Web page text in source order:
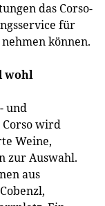
das Corso-
für
können.
wohl
und
wird
Weine,
zur Auswahl.
aus